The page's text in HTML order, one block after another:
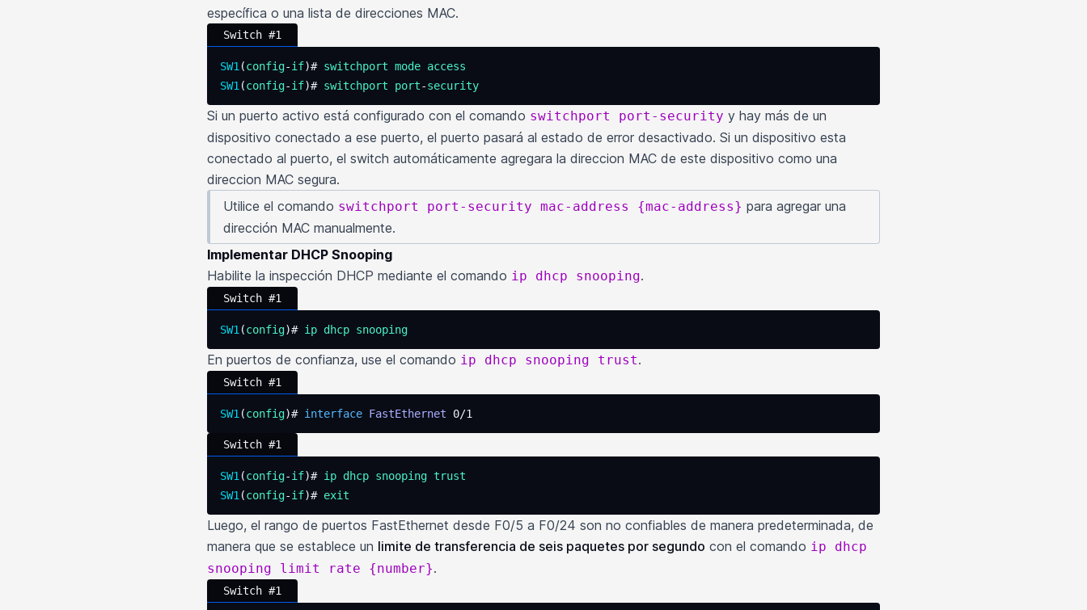
específica o una lista de direcciones MAC.
Switch #1
SW1 (config-if)# switchport mode access
SW1 (config-if)# switchport port-security
Si un puerto activo está configurado con el comando switchport port-security y hay más de un
dispositivo conectado a ese puerto, el puerto pasará al estado de error desactivado. Si un dispositivo esta
conectado al puerto, el switch automáticamente agregara la direccion MAC de este dispositivo como una
direccion MAC segura.
Utilice el comando switchport port-security mac-address {mac-address} para agregar una
dirección MAC manualmente.
Implementar DHCP Snooping
Habilite la inspección DHCP mediante el comando ip dhcp snooping.
Switch #1
SW1 (config)# ip dhcp snooping
En puertos de confianza, use el comando ip dhcp snooping trust.
Switch #1
SW1 (config)# interface FastEthernet 0/1
Switch #1
SW1 (config-if)# ip dhcp snooping trust
SW1 (config-if)# exit
Luego, el rango de puertos FastEthernet desde F0/5 a F0/24 son no confiables de manera predeterminada, de
manera que se establece un limite de transferencia de seis paquetes por segundo con el comando ip dhcp
snooping limit rate {number}.
Switch #1